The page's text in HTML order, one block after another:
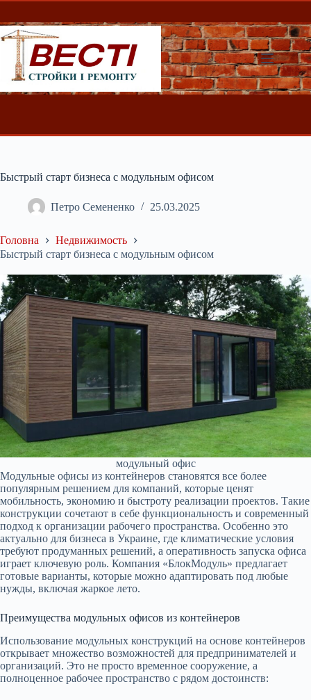
Перейти
вмісту
Быстрый старт бизнеса с модульным офисом
Петро Семененко 25.03.2025
Головна
Недвижимость
Быстрый старт бизнеса с модульным офисом
модульный офис
Модульные офисы из контейнеров становятся все более
популярным решением для компаний, которые ценят
мобильность, экономию и быстроту реализации проектов. Такие
конструкции сочетают в себе функциональность и современный
подход к организации рабочего пространства. Особенно это
актуально для бизнеса в Украине, где климатические условия
требуют продуманных решений, а оперативность запуска офиса
играет ключевую роль. Компания «БлокМодуль» предлагает
готовые варианты, которые можно адаптировать под любые
нужды, включая жаркое лето.
Преимущества модульных офисов из контейнеров
Использование модульных конструкций на основе контейнеров
открывает множество возможностей для предпринимателей и
организаций. Это не просто временное сооружение, а
полноценное рабочее пространство с рядом достоинств: